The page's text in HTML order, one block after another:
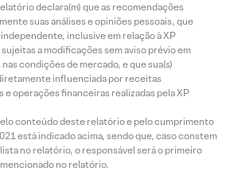
declara(m) que as recomendações
suas análises e opiniões pessoais, que
inclusive em relação à XP
a modificações sem aviso prévio em
condições de mercado, e que sua(s)
influenciada por receitas
operações financeiras realizadas pela XP
conteúdo deste relatório e pelo cumprimento
está indicado acima, sendo que, caso constem
no relatório, o responsável será o primeiro
no relatório.